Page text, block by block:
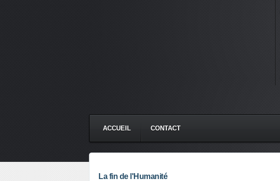
ACCUEIL CONTACT
La fin de l'Humanité